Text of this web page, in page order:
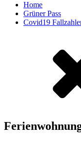
Home
Grüner Pass
Covid19